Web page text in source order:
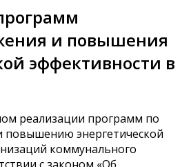
и повышения
эффективности в
реализации программ по
повышению энергетической
коммунального